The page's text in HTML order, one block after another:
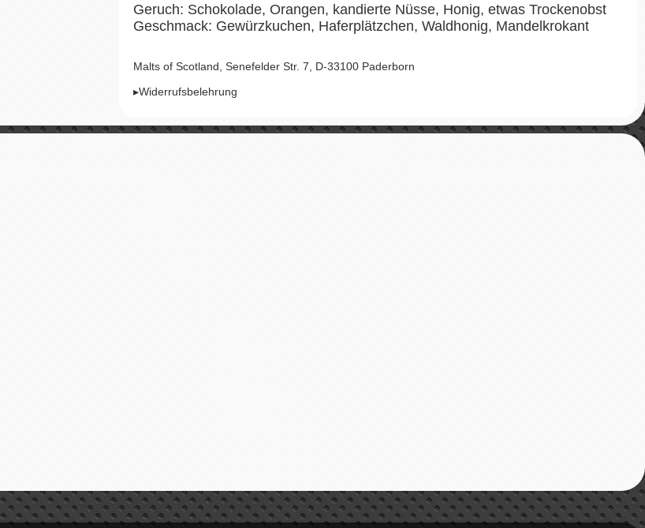
Geruch: Schokolade, Orangen, kandierte Nüsse, Honig, etwas Trockenobst
Geschmack: Gewürzkuchen, Haferplätzchen, Waldhonig, Mandelkrokant
Malts of Scotland, Senefelder Str. 7, D-33100 Paderborn
▸Widerrufsbelehrung